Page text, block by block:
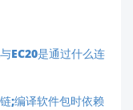
EC20是通过什么连
;编译软件包时依赖